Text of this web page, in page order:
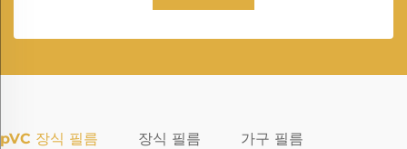
pVC 장식 필름 장식 필름 가구 필름